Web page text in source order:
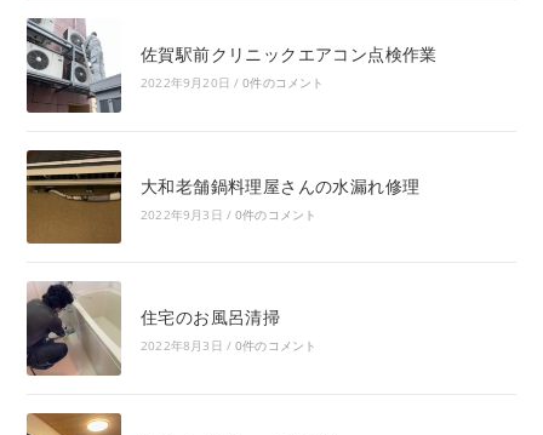
佐賀駅前クリニックエアコン点検作業
2022年9月20日 / 0件のコメント
大和老舗鍋料理屋さんの水漏れ修理
2022年9月3日 / 0件のコメント
住宅のお風呂清掃
2022年8月3日 / 0件のコメント